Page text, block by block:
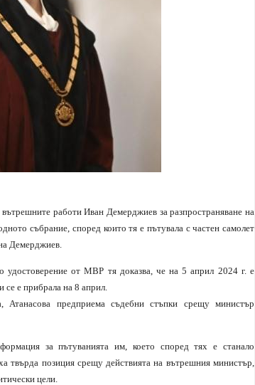
работи Иван Демерджиев за разпространяване на
събрание, според които тя е пътувала с частен самолет
Демерджиев.
удостоверение от МВР тя доказва, че на 5 април 2024 г. е
се е прибрала на 8 април.
Атанасова предприема съдебни стъпки срещу министър
за пътуванията им, което според тях е станало
твърда позиция срещу действията на вътрешния министър,
цели.